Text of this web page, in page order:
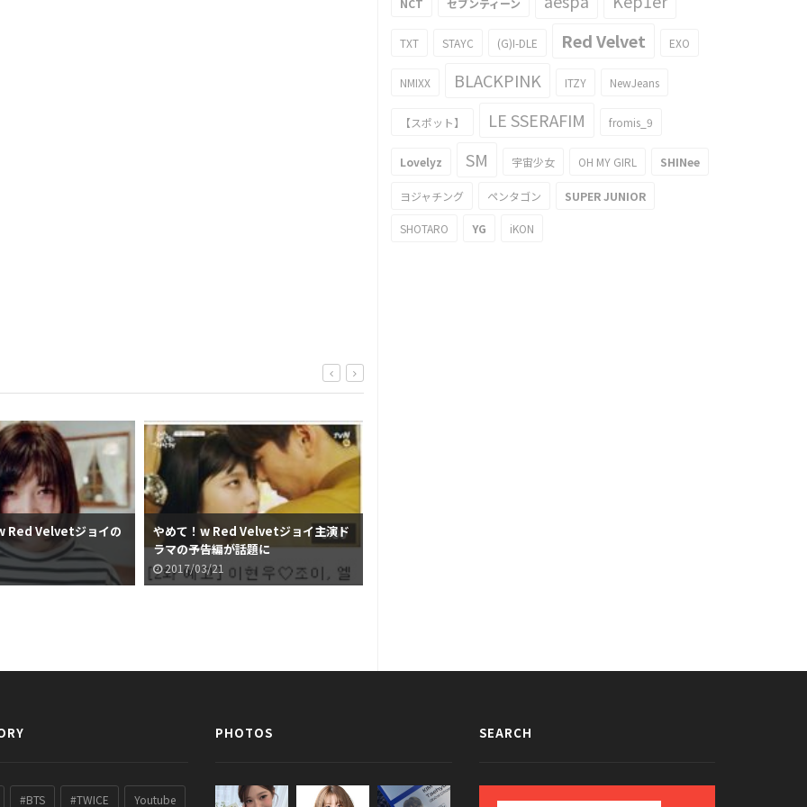
Red Velvetジョイの
やめて！w Red Velvetジョイ主演ド
ラマの予告編が話題に
2017/03/21
NCT セブンティーン
TXT STAYC (G)I-DLE Red Velvet EXO
NMIXX BLACKPINK ITZY NewJeans
【スポット】 LE SSERAFIM fromis_9
Lovelyz SM 宇宙少女 OH MY GIRL SHINee
ヨジャチング ペンタゴン SUPER JUNIOR
SHOTARO YG iKON
#BTS #TWICE Youtube
PHOTOS SEARCH